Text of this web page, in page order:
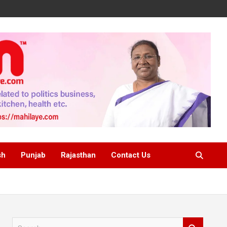
Punjab Rajasthan Contact Us